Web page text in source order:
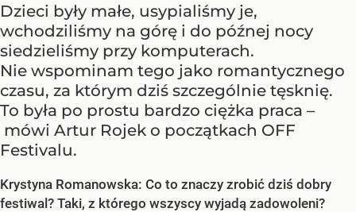
Dzieci były małe, usypialiśmy je,
wchodziliśmy na górę i do późnej nocy
siedzieliśmy przy komputerach.
Nie wspominam tego jako romantycznego
czasu, za którym dziś szczególnie tęsknię.
To była po prostu bardzo ciężka praca –
mówi Artur Rojek o początkach OFF
Festivalu.
Krystyna Romanowska: Co to znaczy zrobić dziś dobry
festiwal? Taki, z którego wszyscy wyjadą zadowoleni?